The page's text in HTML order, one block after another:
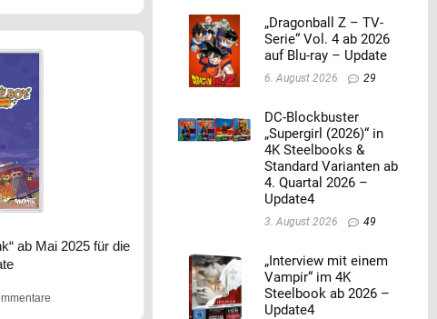
ab Mai 2025 für die
„Dragonball Z – TV-
Serie“ Vol. 4 ab 2026
auf Blu-ray – Update
6. August 2026 29
DC-Blockbuster
„Supergirl (2026)“ in
4K Steelbooks &
Standard Varianten ab
4. Quartal 2026 –
Update4
3. August 2026 49
„Interview mit einem
Vampir“ im 4K
Steelbook ab 2026 –
Update4